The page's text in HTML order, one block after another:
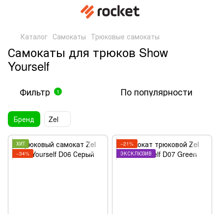
Каталог Самокаты Трюковые самокаты
Самокаты для трюков Show
Yourself
Фильтр 1 По популярности
Бренд Zel
ХИТ
−34%
−21%
ЭКСКЛЮЗИВ